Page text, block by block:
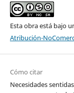
Esta obra está bajo
Atribución-
Cómo citar
Necesidades